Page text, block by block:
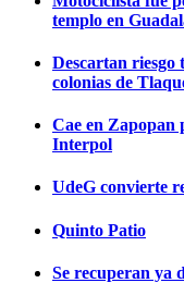
templo en
Descartan riesgo
colonias de
Cae en Zapopan
Interpol
UdeG convierte
Quinto Patio
Se recuperan ya